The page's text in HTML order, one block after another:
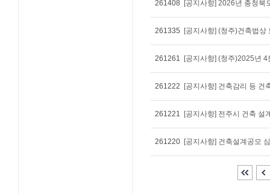
261408 [공지사항] 2026년 충청북
261335 [공지사항] (청주)건축법
261261
261222 [공지사항] 건축감리 등 건
261221 [공지사항] 전주시 건축 설
261220 [공지사항] 건축설계공모